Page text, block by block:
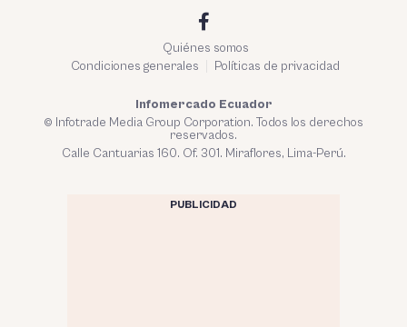
Quiénes somos
Condiciones generales
Políticas de privacidad
Infomercado Ecuador
© Infotrade Media Group Corporation. Todos los derechos
reservados.
Calle Cantuarias 160. Of. 301. Miraflores, Lima-Perú.
PUBLICIDAD